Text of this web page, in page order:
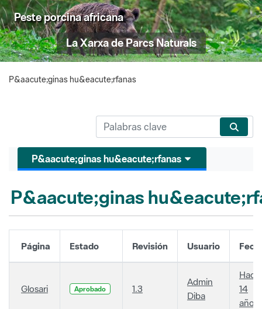
Peste porcina africana
La Xarxa de Parcs Naturals
P&aacute;ginas hu&eacute;rfanas
P&aacute;ginas hu&eacute;rfanas
P&aacute;ginas
Página Estado Revisión Usuario
Glosari Aprobado 1.3
Admin
Diba
Hace
14
años